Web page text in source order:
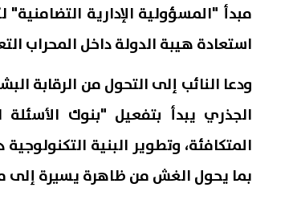
مبدأ "المسؤولية الإدارية
استعادة هيبة الدولة داخل المحراب
ودعا النائب إلى التحول من الرقابة
الجذري يبدأ بتفعيل "بنوك
المتكافئة، وتطوير البنية
بما يحول الغش من ظاهرة يسيرة إلى
عبد الحميد يرد على أخبار
حالته الصحية
مسيرة مجهولة
وتحدث أضرارًا